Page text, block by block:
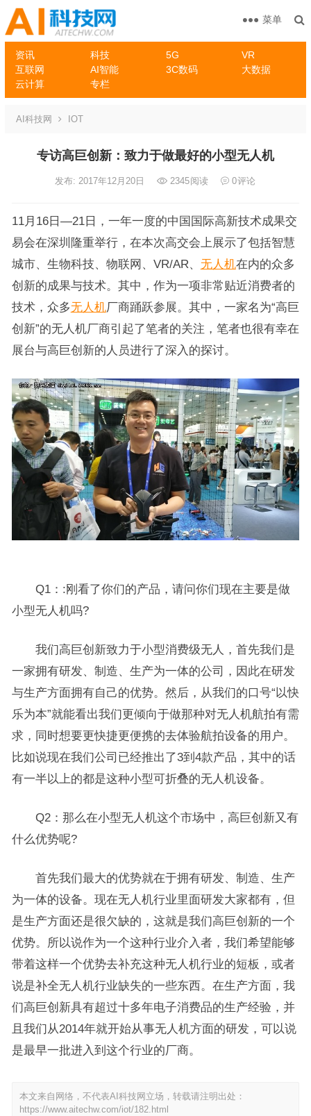
资讯 科技 5G
VR
互联网
AI智能 3C数码
大数据
云计算
专栏
菜单
AI科技网 IOT
专访高巨创新：致力于做最好的小型无人机
发布: 2017年12月20日 2345阅读 0评论
11月16日—21日，一年一度的中国国际高新技术成果交
易会在深圳隆重举行，在本次高交会上展示了包括智慧
城市、生物科技、物联网、VR/AR、 无人机在内的众多
创新的成果与技术。其中，作为一项非常贴近消费者的
技术，众多无人机厂商踊跃参展。其中，一家名为“高巨
创新”的无人机厂商引起了笔者的关注，笔者也很有幸在
展台与高巨创新的人员进行了深入的探讨。
Q1：:刚看了你们的产品，请问你们现在主要是做
小型无人机吗?
我们高巨创新致力于小型消费级无人，首先我们是
一家拥有研发、制造、生产为一体的公司，因此在研发
与生产方面拥有自己的优势。然后，从我们的口号“以快
乐为本”就能看出我们更倾向于做那种对无人机航拍有需
求，同时想要更快捷更便携的去体验航拍设备的用户。
比如说现在我们公司已经推出了3到4款产品，其中的话
有一半以上的都是这种小型可折叠的无人机设备。
Q2：那么在小型无人机这个市场中，高巨创新又有
什么优势呢?
首先我们最大的优势就在于拥有研发、制造、生产
为一体的设备。现在无人机行业里面研发大家都有，但
是生产方面还是很欠缺的，这就是我们高巨创新的一个
优势。所以说作为一个这种行业介入者，我们希望能够
带着这样一个优势去补充这种无人机行业的短板，或者
说是补全无人机行业缺失的一些东西。在生产方面，我
们高巨创新具有超过十多年电子消费品的生产经验，并
且我们从2014年就开始从事无人机方面的研发，可以说
是最早一批进入到这个行业的厂商。
本文来自网络，不代表AI科技网立场，转载请注明出处：
https://www.aitechw.com/iot/182.html